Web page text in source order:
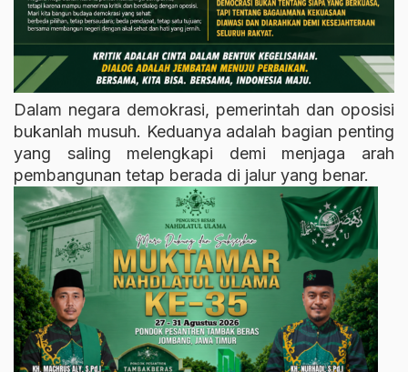
Dalam negara demokrasi, pemerintah dan oposisi
bukanlah musuh. Keduanya adalah bagian penting
yang saling melengkapi demi menjaga arah
pembangunan tetap berada di jalur yang benar.